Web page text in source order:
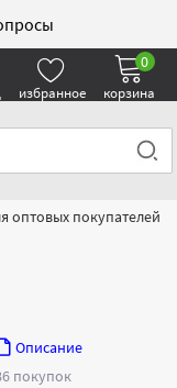
избранное корзина
0
оптовых покупателей
Описание
покупок